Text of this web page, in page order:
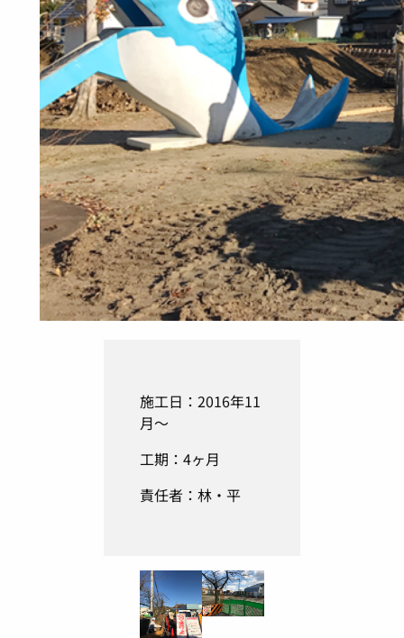
施工日：2016年11
月～
工期：4ヶ月
責任者：林・平